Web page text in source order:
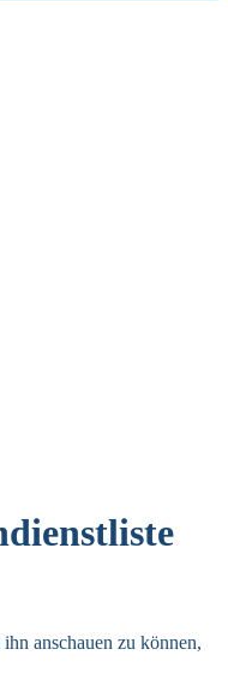
anschauen zu können,